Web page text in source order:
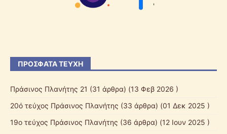
'
ΠΡΌΣΦΑΤΑ ΤΕΎΧΗ
Πράσινος Πλανήτης 21 (31 άρθρα) (13 Φεβ 2026 )
20ό τεύχος Πράσινος Πλανήτης (33 άρθρα) (01 Δεκ 2025 )
19ο τεύχος Πράσινος Πλανήτης (36 άρθρα) (12 Ιουν 2025 )